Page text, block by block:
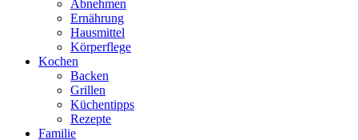
Abnehmen
Ernährung
Hausmittel
Körperflege
Kochen
Backen
Grillen
Küchentipps
Rezepte
Familie